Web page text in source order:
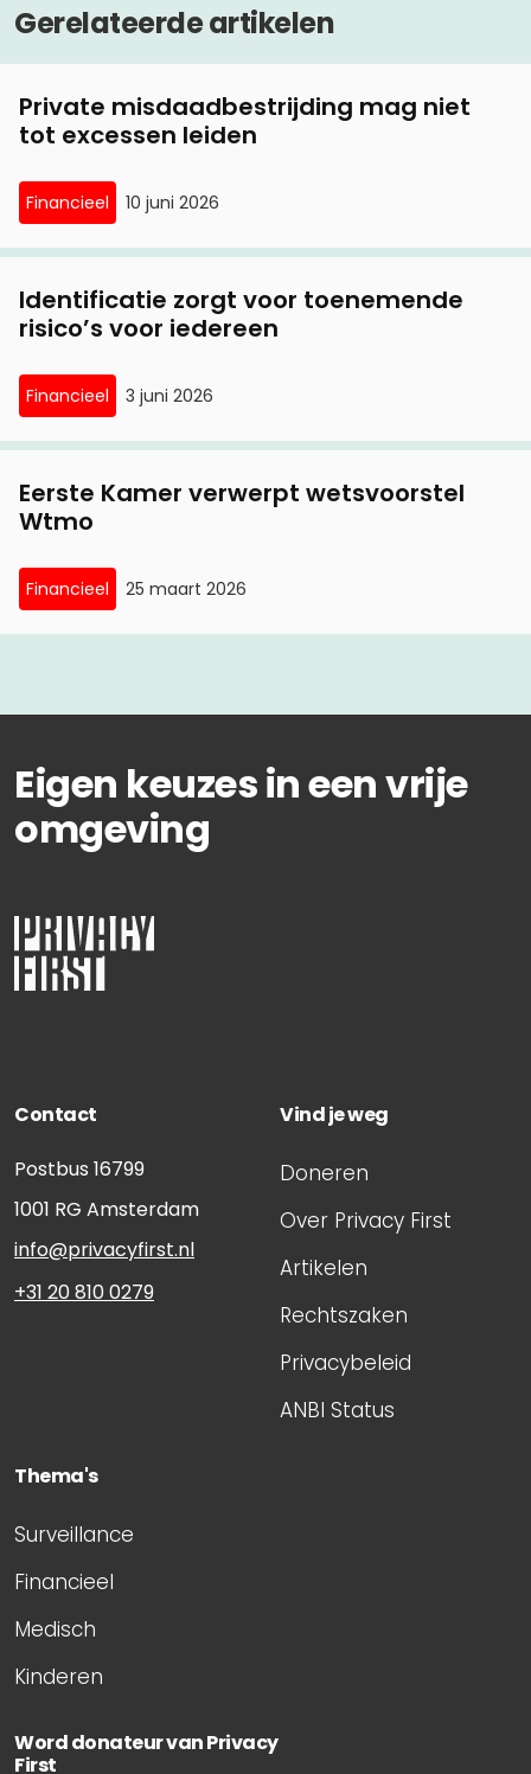
Gerelateerde artikelen
Private misdaadbestrijding mag niet
tot excessen leiden
Financieel 10 juni 2026
Identificatie zorgt voor toenemende
risico’s voor iedereen
Financieel 3 juni 2026
Eerste Kamer verwerpt wetsvoorstel
Wtmo
Financieel 25 maart 2026
Eigen keuzes in een vrije
omgeving
Contact
Postbus 16799
1001 RG Amsterdam
info@privacyfirst.nl
+31 20 810 0279
Vind je weg
Doneren
Over Privacy First
Artikelen
Rechtszaken
Privacybeleid
ANBI Status
Thema's
Surveillance
Financieel
Medisch
Kinderen
Word donateur van Privacy
First